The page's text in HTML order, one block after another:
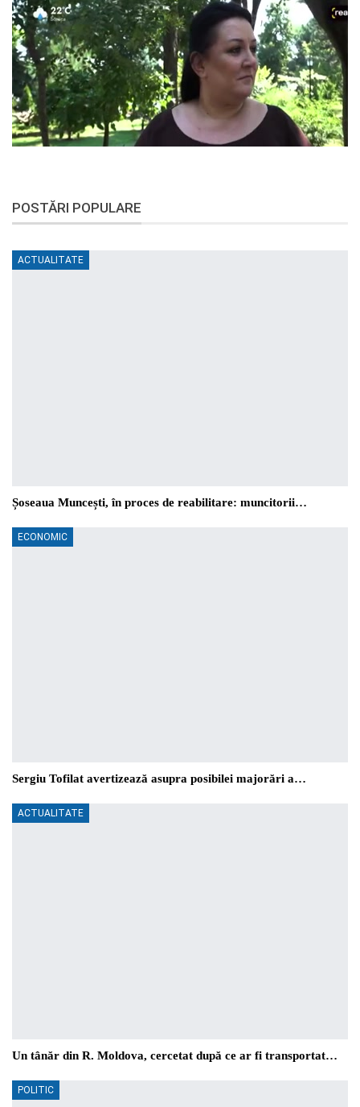
POSTĂRI POPULARE
ACTUALITATE
Șoseaua Muncești, în proces de reabilitare: muncitorii…
ECONOMIC
Sergiu Tofilat avertizează asupra posibilei majorări a…
ACTUALITATE
Un tânăr din R. Moldova, cercetat după ce ar fi transportat…
POLITIC